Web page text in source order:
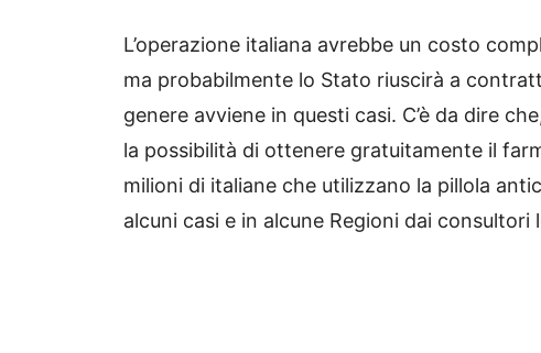
L’operazione italiana avrebbe un costo
ma probabilmente lo Stato riuscirà a
genere avviene in questi casi. C’è da dire
la possibilità di ottenere gratuitamente il
milioni di italiane che utilizzano la pillola
alcuni casi e in alcune Regioni dai consultori